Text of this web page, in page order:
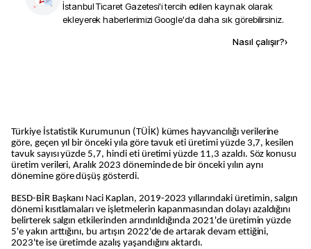
İstanbul Ticaret Gazetesi'i tercih edilen kaynak olarak
ekleyerek haberlerimizi Google'da daha sık görebilirsiniz.
Nasıl çalışır?›
Türkiye İstatistik Kurumunun (TÜİK) kümes hayvancılığı verilerine
göre, geçen yıl bir önceki yıla göre tavuk eti üretimi yüzde 3,7, kesilen
tavuk sayısı yüzde 5,7, hindi eti üretimi yüzde 11,3 azaldı. Söz konusu
üretim verileri, Aralık 2023 döneminde de bir önceki yılın aynı
dönemine göre düşüş gösterdi.
BESD-BİR Başkanı Naci Kaplan, 2019-2023 yıllarındaki üretimin, salgın
dönemi kısıtlamaları ve işletmelerin kapanmasından dolayı azaldığını
belirterek salgın etkilerinden arındırıldığında 2021'de üretimin yüzde
5'e yakın arttığını, bu artışın 2022'de de artarak devam ettiğini,
2023'te ise üretimde azalış yaşandığını aktardı.